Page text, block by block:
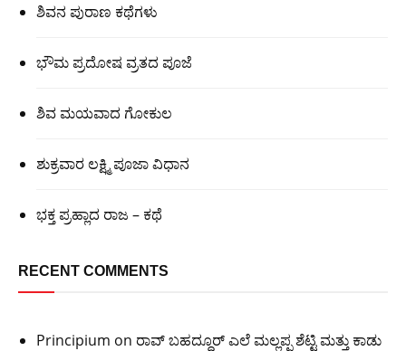
ಶಿವನ ಪುರಾಣ ಕಥೆಗಳು
ಭೌಮ ಪ್ರದೋಷ ವ್ರತದ ಪೂಜೆ
ಶಿವ ಮಯವಾದ ಗೋಕುಲ
ಶುಕ್ರವಾರ ಲಕ್ಷ್ಮಿ ಪೂಜಾ ವಿಧಾನ
ಭಕ್ತ ಪ್ರಹ್ಲಾದ ರಾಜ – ಕಥೆ
RECENT COMMENTS
Principium on ರಾವ್ ಬಹದ್ದೂರ್ ಎಲೆ ಮಲ್ಲಪ್ಪ ಶೆಟ್ಟಿ ಮತ್ತು ಕಾಡು